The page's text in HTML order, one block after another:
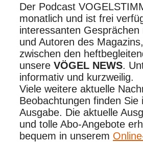
Der Podcast
monatlich und ist frei
interessanten Gesprächen
und Autoren des
zwischen den
unsere VÖGEL NEWS.
informativ und kurzweilig.
Viele weitere aktuelle
Beobachtungen finden Sie
Ausgabe. Die aktuelle
und tolle Abo-Angebote
bequem in unserem